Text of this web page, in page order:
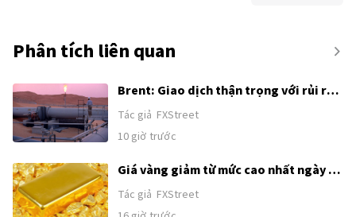
Phân tích liên quan
Brent: Giao dịch thận trọng với rủi ro
địa chính trị – Rabobank
Tác giả FXStreet
10 giờ trước
Giá vàng giảm từ mức cao nhất ngày 17
tháng 6 trong bối cảnh USD tăng; duy
trì trên mức hỗ trợ then chốt 4.300$
Tác giả FXStreet